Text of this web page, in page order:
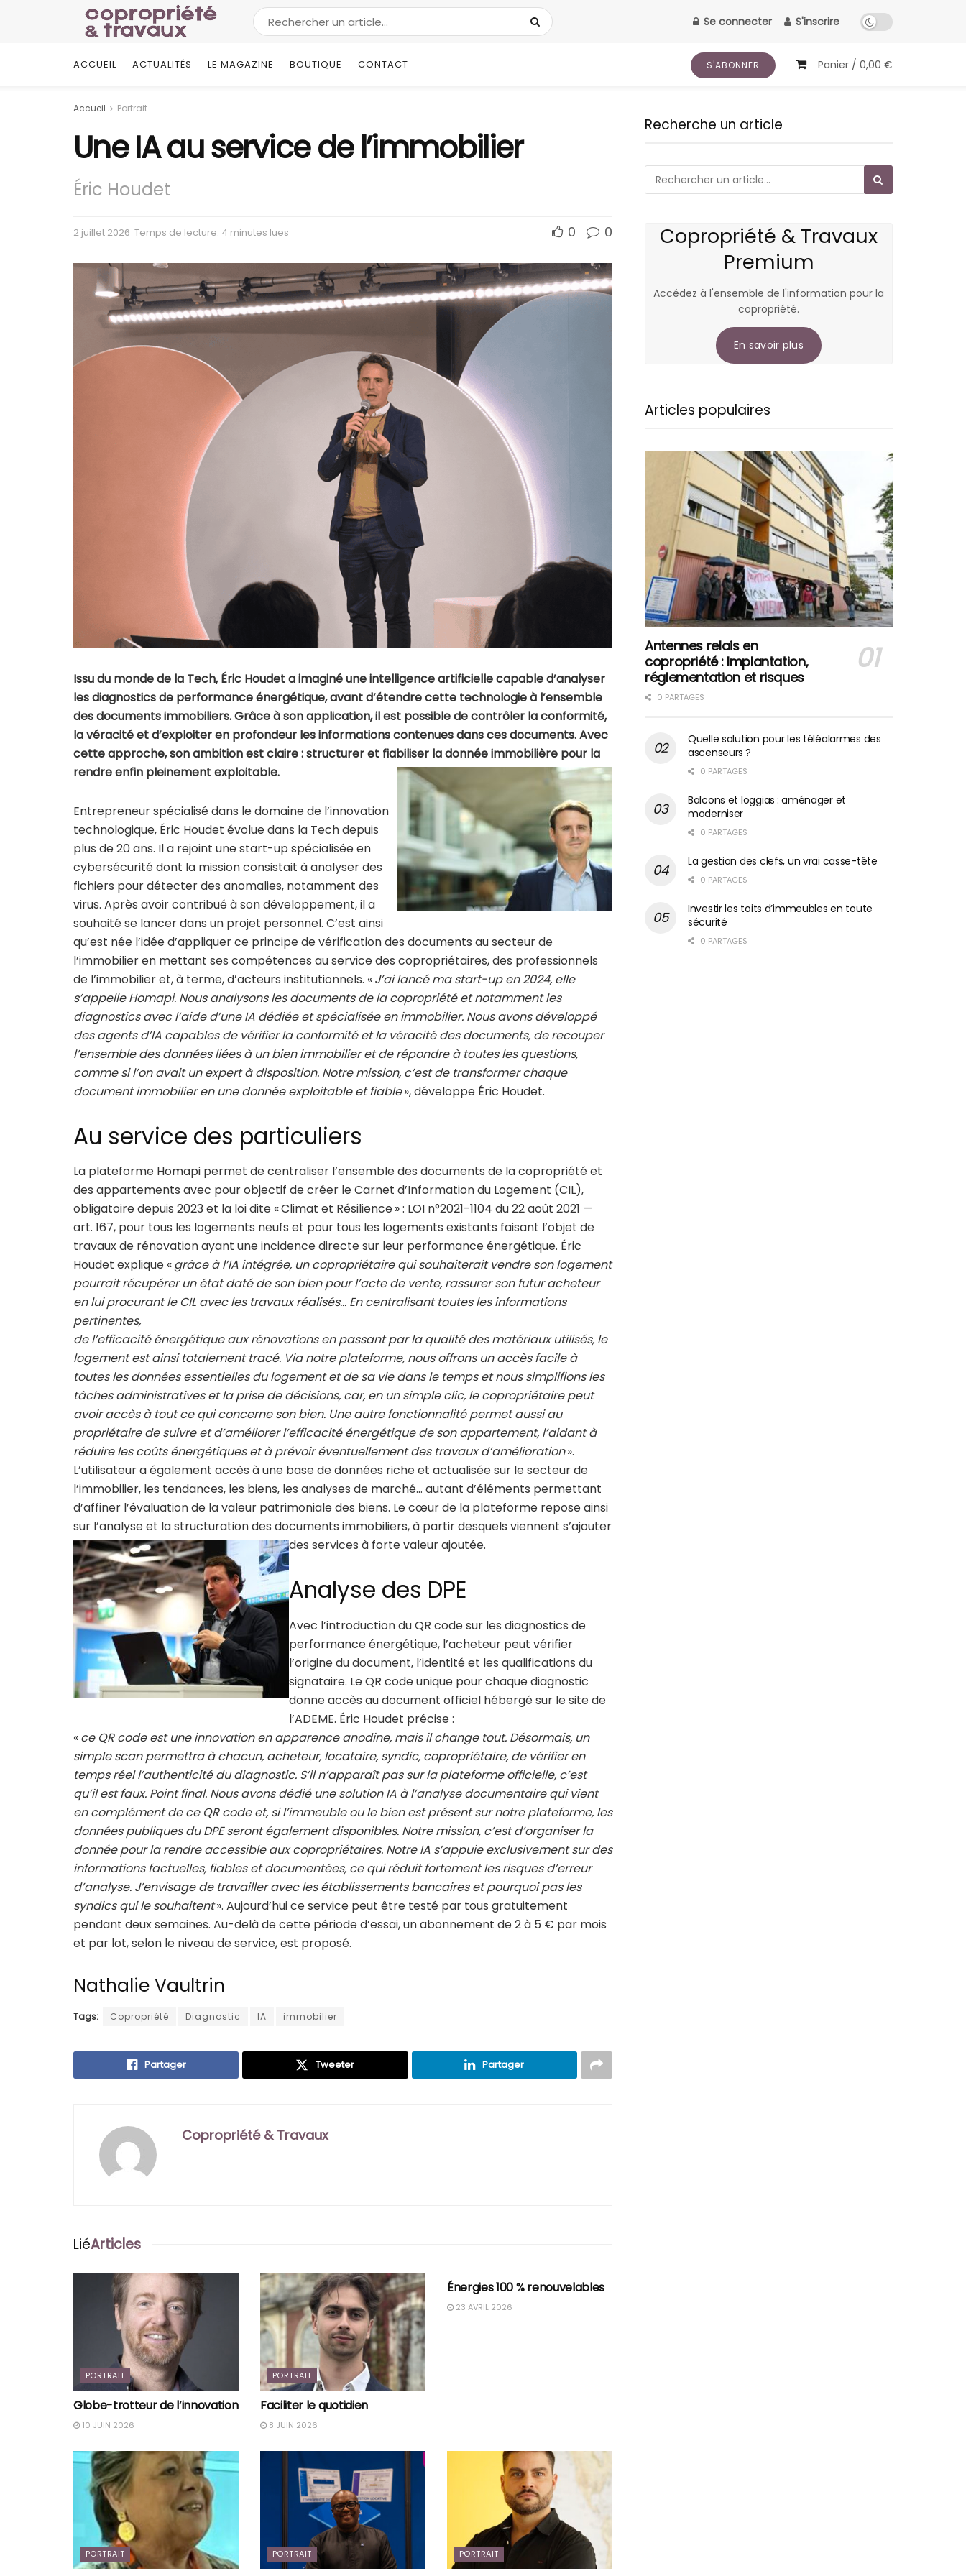
Se connecter S'inscrire
ACCUEIL ACTUALITÉS LE MAGAZINE BOUTIQUE CONTACT S'ABONNER Panier / 0,00 €
Accueil Portrait
Une IA au service de l’immobilier
Éric Houdet
2 juillet 2026 Temps de lecture: 4 minutes lues 0 0
Issu du monde de la Tech, Éric Houdet a imaginé une intelligence artificielle capable d’analyser
les diagnostics de performance énergétique, avant d’étendre cette technologie à l’ensemble
des documents immobiliers. Grâce à son application, il est possible de contrôler la conformité,
la véracité et d’exploiter en profondeur les informations contenues dans ces documents. Avec
cette approche, son ambition est claire : structurer et fiabiliser la donnée immobilière pour la
rendre enfin pleinement exploitable.
Entrepreneur spécialisé dans le domaine de l’innovation
technologique, Éric Houdet évolue dans la Tech depuis
plus de 20 ans. Il a rejoint une start-up spécialisée en
cybersécurité dont la mission consistait à analyser des
fichiers pour détecter des anomalies, notamment des
virus. Après avoir contribué à son développement, il a
souhaité se lancer dans un projet personnel. C’est ainsi
qu’est née l’idée d’appliquer ce principe de vérification des documents au secteur de
l’immobilier en mettant ses compétences au service des copropriétaires, des professionnels
de l’immobilier et, à terme, d’acteurs institutionnels. «J’ai lancé ma start-up en 2024, elle
s’appelle Homapi. Nous analysons les documents de la copropriété et notamment les
diagnostics avec l’aide d’une IA dédiée et spécialisée en immobilier. Nous avons développé
des agents d’IA capables de vérifier la conformité et la véracité des documents, de recouper
l’ensemble des données liées à un bien immobilier et de répondre à toutes les questions,
comme si l’on avait un expert à disposition. Notre mission, c’est de transformer chaque
document immobilier en une donnée exploitable et fiable», développe Éric Houdet.
Au service des particuliers
La plateforme Homapi permet de centraliser l’ensemble des documents de la copropriété et
des appartements avec pour objectif de créer le Carnet d’Information du Logement (CIL),
obligatoire depuis 2023 et la loi dite « Climat et Résilience » : LOI n°2021-1104 du 22 août 2021 —
art. 167, pour tous les logements neufs et pour tous les logements existants faisant l’objet de
travaux de rénovation ayant une incidence directe sur leur performance énergétique. Éric
Houdet explique «grâce à l’IA intégrée, un copropriétaire qui souhaiterait vendre son logement
pourrait récupérer un état daté de son bien pour l’acte de vente, rassurer son futur acheteur
en lui procurant le CIL avec les travaux réalisés… En centralisant toutes les informations
pertinentes,
de l’efficacité énergétique aux rénovations en passant par la qualité des matériaux utilisés, le
logement est ainsi totalement tracé. Via notre plateforme, nous offrons un accès facile à
toutes les données essentielles du logement et de sa vie dans le temps et nous simplifions les
tâches administratives et la prise de décisions, car, en un simple clic, le copropriétaire peut
avoir accès à tout ce qui concerne son bien. Une autre fonctionnalité permet aussi au
propriétaire de suivre et d’améliorer l’efficacité énergétique de son appartement, l’aidant à
réduire les coûts énergétiques et à prévoir éventuellement des travaux d’amélioration».
L’utilisateur a également accès à une base de données riche et actualisée sur le secteur de
l’immobilier, les tendances, les biens, les analyses de marché… autant d’éléments permettant
d’affiner l’évaluation de la valeur patrimoniale des biens. Le cœur de la plateforme repose ainsi
sur l’analyse et la structuration des documents immobiliers, à partir desquels viennent s’ajouter
des services à forte valeur ajoutée.
Analyse des DPE
Avec l’introduction du QR code sur les diagnostics de
performance énergétique, l’acheteur peut vérifier
l’origine du document, l’identité et les qualifications du
signataire. Le QR code unique pour chaque diagnostic
donne accès au document officiel hébergé sur le site de
l’ADEME. Éric Houdet précise :
«ce QR code est une innovation en apparence anodine, mais il change tout. Désormais, un
simple scan permettra à chacun, acheteur, locataire, syndic, copropriétaire, de vérifier en
temps réel l’authenticité du diagnostic. S’il n’apparaît pas sur la plateforme officielle, c’est
qu’il est faux. Point final. Nous avons dédié une solution IA à l’analyse documentaire qui vient
en complément de ce QR code et, si l’immeuble ou le bien est présent sur notre plateforme, les
données publiques du DPE seront également disponibles. Notre mission, c’est d’organiser la
donnée pour la rendre accessible aux copropriétaires. Notre IA s’appuie exclusivement sur des
informations factuelles, fiables et documentées, ce qui réduit fortement les risques d’erreur
d’analyse. J’envisage de travailler avec les établissements bancaires et pourquoi pas les
syndics qui le souhaitent». Aujourd’hui ce service peut être testé par tous gratuitement
pendant deux semaines. Au-delà de cette période d’essai, un abonnement de 2 à 5 € par mois
et par lot, selon le niveau de service, est proposé.
Nathalie Vaultrin
Tags: Copropriété Diagnostic IA immobilier
Partager Tweeter Partager
Copropriété & Travaux
LiéArticles
PORTRAIT
Globe-trotteur de l’innovation
10 JUIN 2026
PORTRAIT
Faciliter le quotidien
8 JUIN 2026
Énergies 100 % renouvelables
23 AVRIL 2026
PORTRAIT PORTRAIT PORTRAIT
Recherche un article
Copropriété & Travaux
Premium
Accédez à l'ensemble de l'information pour la
copropriété.
En savoir plus
Articles populaires
Antennes relais en
copropriété : Implantation,
réglementation et risques
0 PARTAGES
Quelle solution pour les téléalarmes des
ascenseurs ?
0 PARTAGES
Balcons et loggias : aménager et
moderniser
0 PARTAGES
La gestion des clefs, un vrai casse-tête
0 PARTAGES
Investir les toits d’immeubles en toute
sécurité
0 PARTAGES